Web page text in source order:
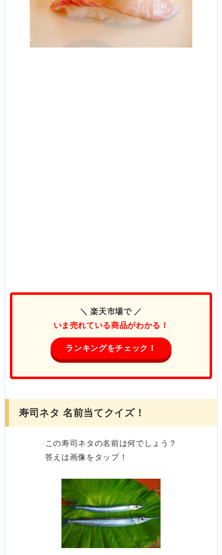
＼ 楽天市場で ／
いま売れている商品がわかる！
ランキングをチェック！
寿司ネタ 名前当てクイズ！
この寿司ネタの名前は何でしょう？
答えは画像をタップ！